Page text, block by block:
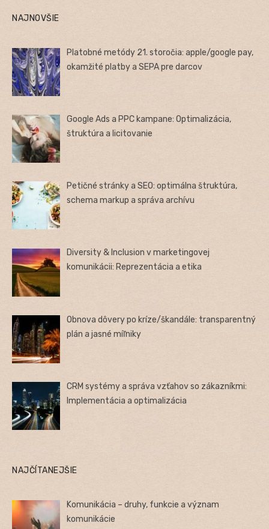
NAJNOVŠIE
Platobné metódy 21. storočia: apple/google pay,
okamžité platby a SEPA pre darcov
Google Ads a PPC kampane: Optimalizácia,
štruktúra a licitovanie
Petičné stránky a SEO: optimálna štruktúra,
schema markup a správa archívu
Diversity & Inclusion v marketingovej
komunikácii: Reprezentácia a etika
Obnova dôvery po kríze/škandále: transparentný
plán a jasné míľniky
CRM systémy a správa vzťahov so zákazníkmi:
Implementácia a optimalizácia
NAJČÍTANEJŠIE
Komunikácia – druhy, funkcie a význam
komunikácie